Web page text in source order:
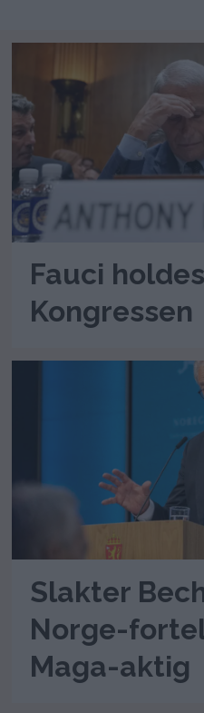
Fauci
Kongressen
Slakter
Norge-
Maga-aktig